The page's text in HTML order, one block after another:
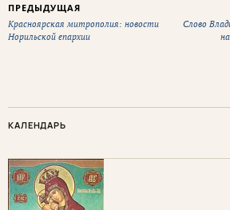
ПРЕДЫДУЩАЯ
Красноярская митрополия: новости
Норильской епархии
Слово
КАЛЕНДАРЬ